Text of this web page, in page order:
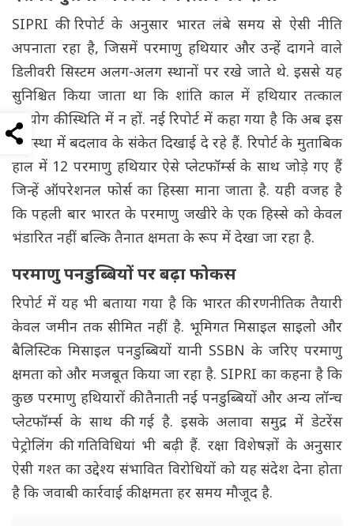
SIPRI की रिपोर्ट के अनुसार भारत लंबे समय से ऐसी नीति
अपनाता रहा है, जिसमें परमाणु हथियार और उन्हें दागने वाले
डिलीवरी सिस्टम अलग-अलग स्थानों पर रखे जाते थे. इससे यह
सुनिश्चित किया जाता था कि शांति काल में हथियार तत्काल
उपयोग की स्थिति में न हों. नई रिपोर्ट में कहा गया है कि अब इस
व्यवस्था में बदलाव के संकेत दिखाई दे रहे हैं. रिपोर्ट के मुताबिक
हाल में 12 परमाणु हथियार ऐसे प्लेटफॉर्म्स के साथ जोड़े गए हैं
जिन्हें ऑपरेशनल फोर्स का हिस्सा माना जाता है. यही वजह है
कि पहली बार भारत के परमाणु जखीरे के एक हिस्से को केवल
भंडारित नहीं बल्कि तैनात क्षमता के रूप में देखा जा रहा है.
परमाणु पनडुब्बियों पर बढ़ा फोकस
रिपोर्ट में यह भी बताया गया है कि भारत की रणनीतिक तैयारी
केवल जमीन तक सीमित नहीं है. भूमिगत मिसाइल साइलो और
बैलिस्टिक मिसाइल पनडुब्बियों यानी SSBN के जरिए परमाणु
क्षमता को और मजबूत किया जा रहा है. SIPRI का कहना है कि
कुछ परमाणु हथियारों की तैनाती नई पनडुब्बियों और अन्य लॉन्च
प्लेटफॉर्म्स के साथ की गई है. इसके अलावा समुद्र में डेटरेंस
पेट्रोलिंग की गतिविधियां भी बढ़ी हैं. रक्षा विशेषज्ञों के अनुसार
ऐसी गश्त का उद्देश्य संभावित विरोधियों को यह संदेश देना होता
है कि जवाबी कार्रवाई की क्षमता हर समय मौजूद है.